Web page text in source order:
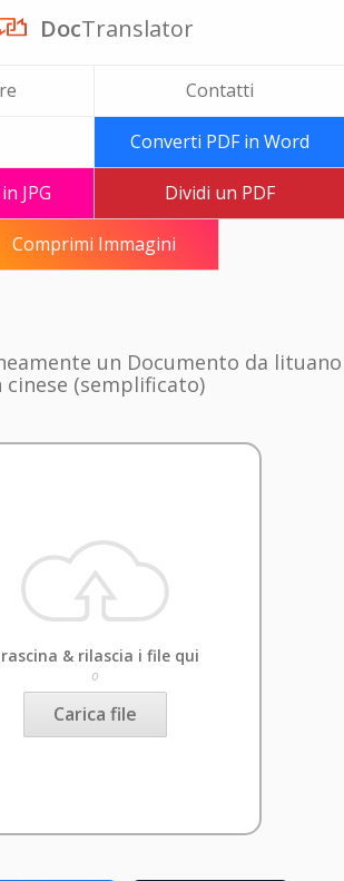
DocTranslator
Contatti
Converti PDF in Word
JPG Dividi un PDF
Comprimi Immagini
un Documento da lituano
cinese (semplificato)
& rilascia i file qui
o
Carica file